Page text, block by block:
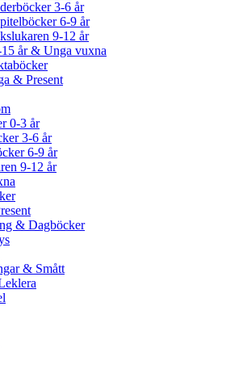
3-6 år
6-9 år
9-12 år
15 år & Unga vuxna
& Present
0-3 år
3-6 år
6-9 år
9-12 år
& Dagböcker
& Smått